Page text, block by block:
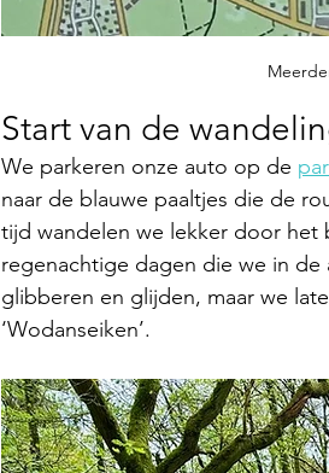
Start van de
We parkeren onze auto op de
naar de blauwe paaltjes die de
tijd wandelen we lekker door het
regenachtige dagen die we in
glibberen en glijden, maar we
‘Wodanseiken’.